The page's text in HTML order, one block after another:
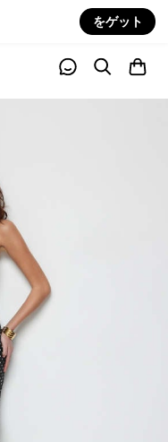
をゲット